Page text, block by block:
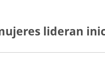
lideran